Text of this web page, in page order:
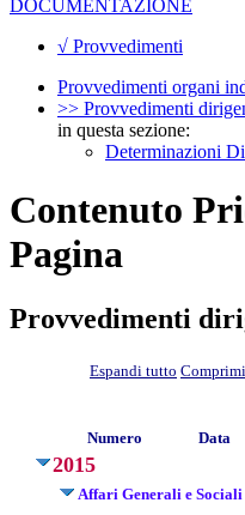
DOCUMENTAZIONE
√ Provvedimenti
Provvedimenti organi
>> Provvedimenti
in questa sezione:
Determinazioni
Contenuto
Pagina
Provvedimenti
Espandi tutto
Numero Data
2015
Affari Generali e Sociali